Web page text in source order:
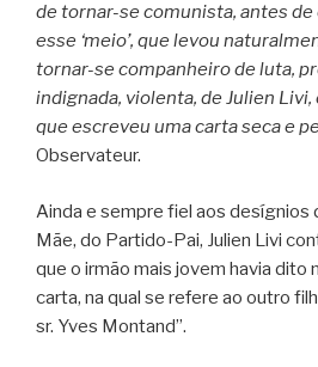
de tornar-se comunista, antes
esse ‘meio’, que levou
tornar-se companheiro de luta,
indignada, violenta, de Julien
que escreveu uma carta seca e
Observateur.
Ainda e sempre fiel aos desígnios
Mãe, do Partido-Pai, Julien Livi
que o irmão mais jovem havia dito
carta, na qual se refere ao outro
sr. Yves Montand”.